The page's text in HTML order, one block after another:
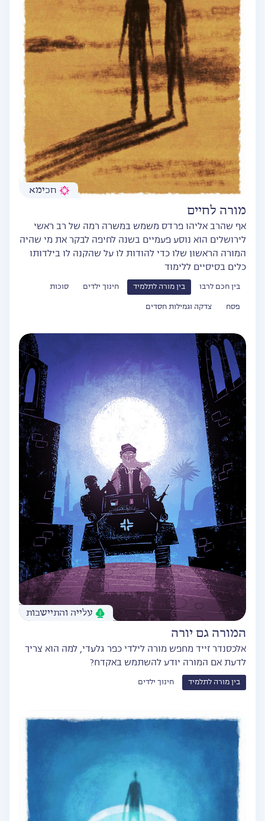
חכימא
מורה לחיים
אף שהרב אליהו פרדס משמש במשרה רמה של רב ראשי
לירושלים הוא נוסע פעמיים בשנה לחיפה לבקר את מי שהיה
המורה הראשון שלו כדי להודות לו על שהקנה לו בילדותו
כלים בסיסיים ללימוד
בין חכם לרבו בין מורה לתלמיד חינוך ילדים סוכות
פסח צדקה וגמילות חסדים
עלייה והתיישבות
המורה גם יורה
אלכסנדר זייד מחפש מורה לילדי כפר גלעדי, למה הוא צריך
לדעת אם המורה יודע להשתמש באקדח?
בין מורה לתלמיד חינוך ילדים